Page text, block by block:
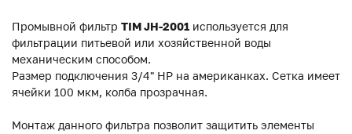
Промывной фильтр TIM JH-2001 используется для
фильтрации питьевой или хозяйственной воды
механическим способом.
Размер подключения 3/4" НР на американках. Сетка имеет
ячейки 100 мкм, колба прозрачная.
Монтаж данного фильтра позволит защитить элементы